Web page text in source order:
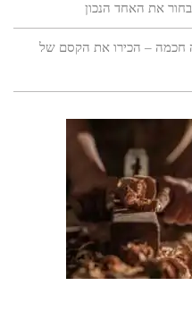
את האחד הנכון
חכמה – הכירו את הקסם של